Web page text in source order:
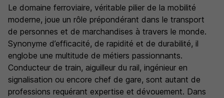
Le domaine ferroviaire, véritable pilier de la mobilité
moderne, joue un rôle prépondérant dans le transport
de personnes et de marchandises à travers le monde.
Synonyme d’efficacité, de rapidité et de durabilité, il
englobe une multitude de métiers passionnants.
Conducteur de train, aiguilleur du rail, ingénieur en
signalisation ou encore chef de gare, sont autant de
professions requérant expertise et dévouement. Dans